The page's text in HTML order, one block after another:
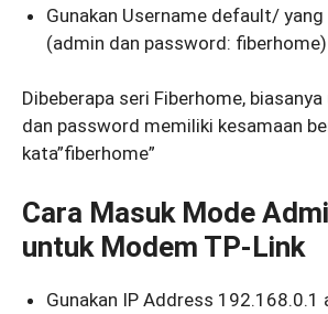
Gunakan Username default/ yang
(admin dan password: fiberhome)
Dibeberapa seri Fiberhome,
dan password memiliki kesamaan
kata”fiberhome”
Cara Masuk Mode
untuk Modem TP-Link
Gunakan IP Address 192.168.0.1